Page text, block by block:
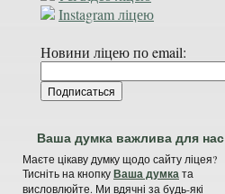
Instagram ліцею
Новини ліцею по email:
Ваша думка важлива для нас
Маєте цікаву думку щодо сайту ліцея?
Тисніть на кнопкуВаша думката
висловлюйте. Ми вдячні за будь-які